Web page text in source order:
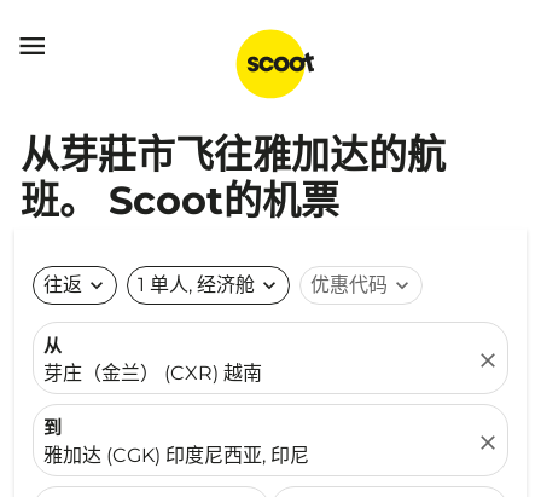

从芽莊市飞往雅加达的航
班。 Scoot的机票
往返 expand_more 1 单人, 经济舱 expand_more 优惠代码 expand_more
从
芽庄（金兰） (CXR) 越南
close
到
雅加达 (CGK) 印度尼西亚, 印尼
close